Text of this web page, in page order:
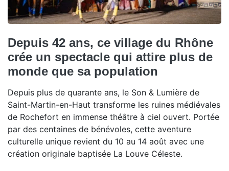
Depuis 42 ans, ce village du Rhône
crée un spectacle qui attire plus de
monde que sa population
Depuis plus de quarante ans, le Son & Lumière de
Saint-Martin-en-Haut transforme les ruines médiévales
de Rochefort en immense théâtre à ciel ouvert. Portée
par des centaines de bénévoles, cette aventure
culturelle unique revient du 10 au 14 août avec une
création originale baptisée La Louve Céleste.